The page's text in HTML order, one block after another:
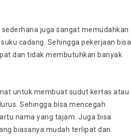
juga sangat memudahkan
cadang. Sehingga pekerjaan bisa
dan tidak membutuhkan banyak
untuk membuat sudut kertas atau
Sehingga bisa mencegah
nama yang tajam. Juga bisa
biasanya mudah terlipat dan